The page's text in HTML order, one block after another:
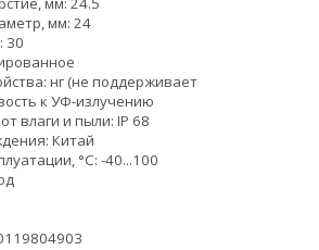
мм: 24
30
нг (не поддерживает
к УФ-излучению
влаги и пыли: IP 68
Китай
°С: -40...100